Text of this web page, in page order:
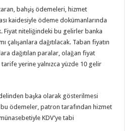
bahşiş ödemeleri, hizmet
kaidesiyle ödeme dokümanlarında
Fiyat niteliğindeki bu gelirler banka
çalışanlara dağıtılacak. Taban fiyatın
dağıtılan paralar, olağan fiyat
yerine yalnızca yüzde 10 gelir
başka olarak gösterilmesi
ödemeler, patron tarafından hizmet
KDV’ye tabi